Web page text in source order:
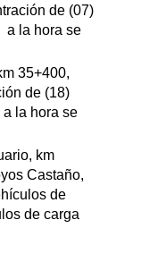
de (07)
a la hora se
35+400,
de (18)
la hora se
km
Castaño,
de
de carga